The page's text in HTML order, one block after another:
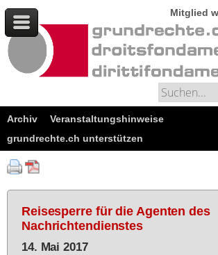
Mitglied
Archiv
Veranstaltungshinweise
grundrechte.ch unterstützen
Reisesperre für die Agenten des
Nachrichtendienstes
14. Mai 2017